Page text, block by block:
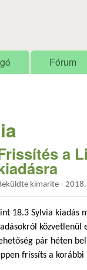
Fórum
a
kimarite -
18.3 Sylvia kiadás
közvetlenül
pár héten
frissíts a